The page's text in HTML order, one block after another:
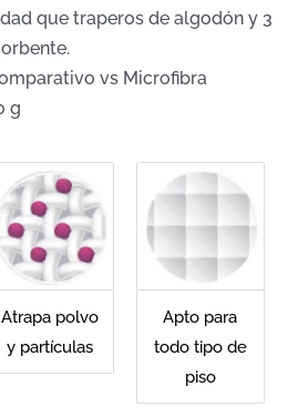
que traperos de algodón y 3
vs Microfibra
g
Atrapa polvo
y partículas
Apto para
todo tipo de
piso